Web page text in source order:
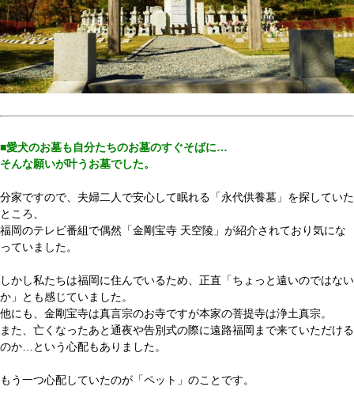
■愛犬のお墓も自分たちのお墓のすぐそばに…
そんな願いが叶うお墓でした。
分家ですので、夫婦二人で安心して眠れる「永代供養墓」を探していた
ところ、
福岡のテレビ番組で偶然「金剛宝寺 天空陵」が紹介されており気にな
っていました。
しかし私たちは福岡に住んでいるため、正直「ちょっと遠いのではない
か」とも感じていました。
他にも、金剛宝寺は真言宗のお寺ですが本家の菩提寺は浄土真宗。
また、亡くなったあと通夜や告別式の際に遠路福岡まで来ていただける
のか…という心配もありました。
もう一つ心配していたのが「ペット」のことです。